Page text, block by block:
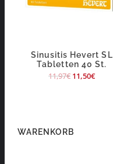
Sinusitis Hevert SL
Tabletten 40 St.
11,97€ 11,50€
WARENKORB